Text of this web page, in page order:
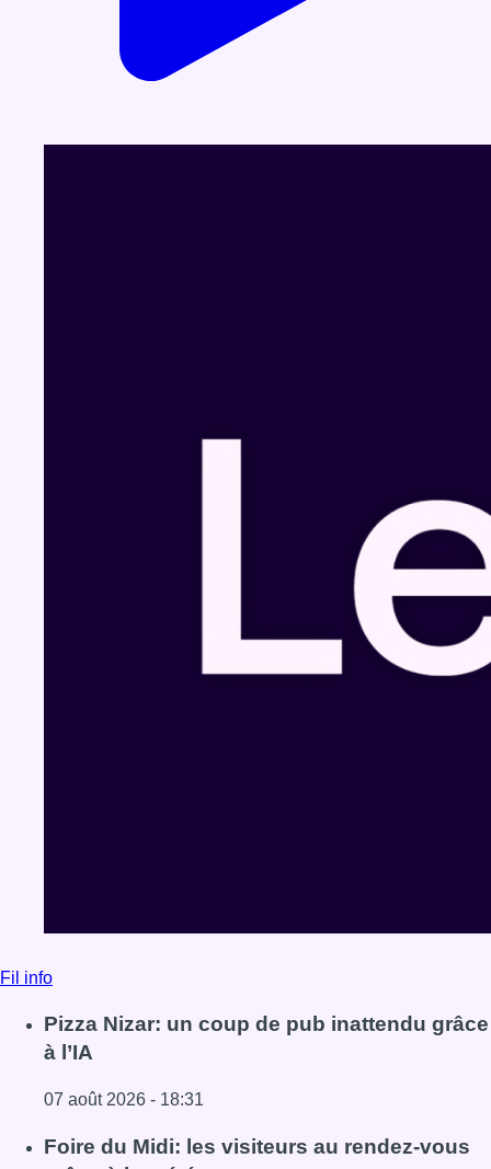
Fil info
Pizza Nizar: un coup de pub inattendu grâce
à l’IA
07 août 2026 - 18:31
Lire l'article Pizza Nizar: un coup de pub inattendu grâce
Foire du Midi: les visiteurs au rendez-vous